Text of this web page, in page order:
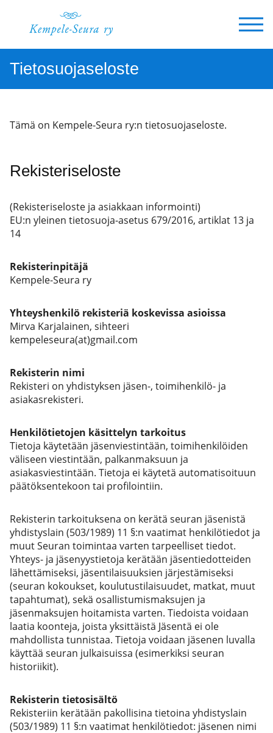
Tietosuojaseloste
Tämä on Kempele-Seura ry:n tietosuojaseloste.
Rekisteriseloste
(Rekisteriseloste ja asiakkaan informointi)
EU:n yleinen tietosuoja-asetus 679/2016, artiklat 13 ja
14
Rekisterinpitäjä
Kempele-Seura ry
Yhteyshenkilö rekisteriä koskevissa asioissa
Mirva Karjalainen, sihteeri
kempeleseura(at)gmail.com
Rekisterin nimi
Rekisteri on yhdistyksen jäsen-, toimihenkilö- ja
asiakasrekisteri.
Henkilötietojen käsittelyn tarkoitus
Tietoja käytetään jäsenviestintään, toimihenkilöiden
väliseen viestintään, palkanmaksuun ja
asiakasviestintään. Tietoja ei käytetä automatisoituun
päätöksentekoon tai profilointiin.
Rekisterin tarkoituksena on kerätä seuran jäsenistä
yhdistyslain (503/1989) 11 §:n vaatimat henkilötiedot ja
muut Seuran toimintaa varten tarpeelliset tiedot.
Yhteys- ja jäsenyystietoja kerätään jäsentiedotteiden
lähettämiseksi, jäsentilaisuuksien järjestämiseksi
(seuran kokoukset, koulutustilaisuudet, matkat, muut
tapahtumat), sekä osallistumismaksujen ja
jäsenmaksujen hoitamista varten. Tiedoista voidaan
laatia koonteja, joista yksittäistä Jäsentä ei ole
mahdollista tunnistaa. Tietoja voidaan jäsenen luvalla
käyttää seuran julkaisuissa (esimerkiksi seuran
historiikit).
Rekisterin tietosisältö
Rekisteriin kerätään pakollisina tietoina yhdistyslain
(503/1989) 11 §:n vaatimat henkilötiedot: jäsenen nimi